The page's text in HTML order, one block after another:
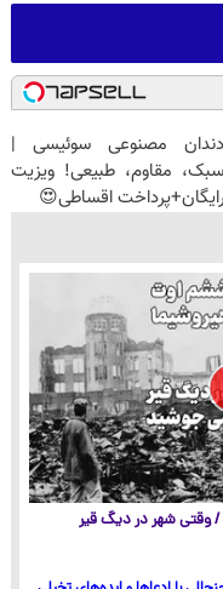
دندان مصنوعی سوئیسی |
سبک، مقاوم، طبیعی! ویزیت
رایگان+پرداخت اقساطی😍
/ وقتی شهر در دیگ قیر